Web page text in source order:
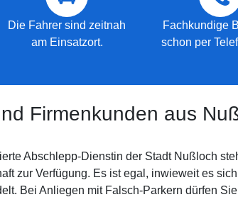
Die Fahrer sind zeitnah
am Einsatzort.
Fachkundige
schon per
Firmenkunden aus
Abschlepp-Dienstin der Stadt Nußloch
zur Verfügung. Es ist egal, inwieweit es
Bei Anliegen mit Falsch-Parkern dürfen